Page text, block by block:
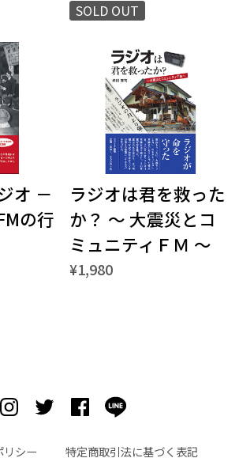
SOLD OUT
オ －
の行
ラジオは君を救った
か？ ～ 大震災とコ
ミュニティＦＭ ～
¥1,980
リシー 特定商取引法に基づく表記